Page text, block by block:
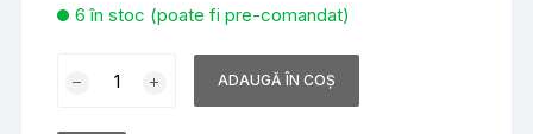
6 în stoc (poate fi pre-comandat)
ADAUGĂ ÎN COȘ